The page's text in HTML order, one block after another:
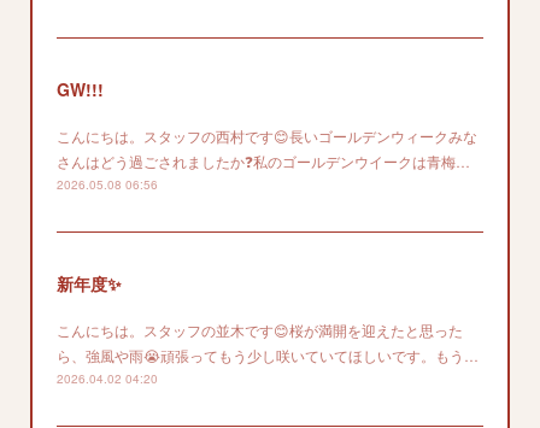
GW!!!
こんにちは。スタッフの西村です😊長いゴールデンウィークみな
さんはどう過ごされましたか❓私のゴールデンウイークは青梅…
2026.05.08 06:56
新年度✨
こんにちは。スタッフの並木です😊桜が満開を迎えたと思った
ら、強風や雨😭頑張ってもう少し咲いていてほしいです。もう…
2026.04.02 04:20